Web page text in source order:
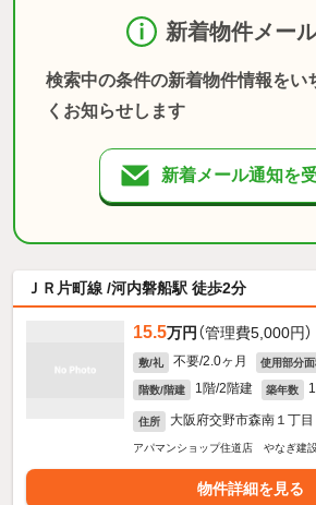
新着物件メー
検索中の条件の新着物件情報をい
くお知らせします
新着メール通知を
ＪＲ片町線 /河内磐船駅 徒歩2分
15.5万円 （管理費5,000円）
敷/礼 不要/2.0ヶ月 使用部分
階数/階建 1階/2階建 築年数
住所 大阪府交野市森南１丁目
アパマンショップ住道店 やなぎ建
物件詳細を見る